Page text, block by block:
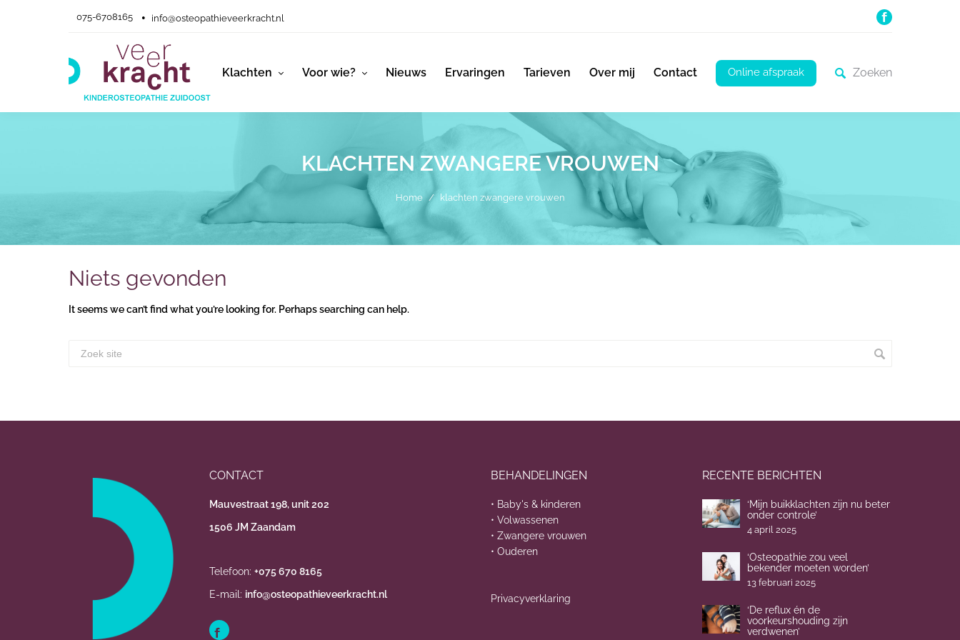
075-6708165 info@osteopathieveerkracht.nl
Klachten Voor wie? Nieuws Ervaringen Tarieven Over mij Contact Online afspraak
KLACHTEN ZWANGERE VROUWEN
Home / klachten zwangere vrouwen
Niets gevonden
It seems we can’t find what you’re looking for. Perhaps searching can help.
CONTACT
Mauvestraat 198, unit 202
1506 JM Zaandam
Telefoon: +075 670 8165
E-mail: info@osteopathieveerkracht.nl
BEHANDELINGEN
• Baby's & kinderen
• Volwassenen
• Zwangere vrouwen
• Ouderen
Privacyverklaring
RECENTE BERICHTEN
‘Mijn buikklachten zijn nu beter
onder controle’
4 april 2025
‘Osteopathie zou veel
bekender moeten worden’
13 februari 2025
‘De reflux én de
voorkeurshouding zijn
verdwenen’